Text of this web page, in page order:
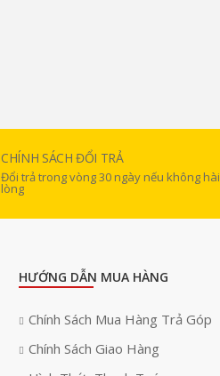
CHÍNH SÁCH ĐỔI TRẢ
Đổi trả trong vòng 30 ngày nếu không hài
lòng
HƯỚNG DẪN MUA HÀNG
Chính Sách Mua Hàng Trả Góp
Chính Sách Giao Hàng